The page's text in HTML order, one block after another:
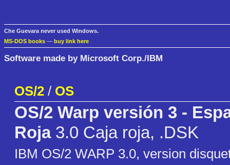
Che Guevara never used Windows.
MS-DOS books — buy link here
Software made by Microsoft Corp./IBM
OS/2 / OS
OS/2 Warp versión 3 -
Roja3.0 Caja roja, .DSK
IBM OS/2 WARP 3.0, version